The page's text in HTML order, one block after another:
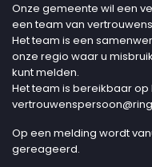
Onze gemeente wil een
een team van
Het team is een
onze regio waar u
kunt melden.
Het team is bereikbaar op
Op een melding wordt
gereageerd.